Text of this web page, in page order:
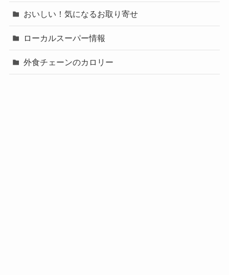
おいしい！気になるお取り寄せ
ローカルスーパー情報
外食チェーンのカロリー